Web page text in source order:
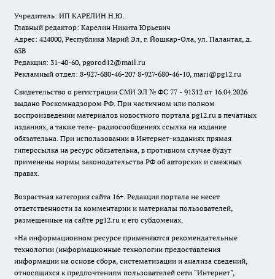
Учредитель: ИП КАРЕЛИН Н.Ю.
Главный редактор: Карелин Никита Юрьевич
Адрес: 424000, Республика Марий Эл, г. Йошкар-Ола, ул. Палантая, д.
63В
Редакция: 31-40-60, pgorod12@mail.ru
Рекламный отдел: 8-927-680-46-20? 8-927-680-46-10, mari@pg12.ru
Свидетельство о регистрации СМИ ЭЛ № ФС 77 - 91312 от 16.04.2026
выдано Роскомнадзором РФ. При частичном или полном
воспроизведении материалов новостного портала pg12.ru в печатных
изданиях, а также теле- радиосообщениях ссылка на издание
обязательна. При использовании в Интернет-изданиях прямая
гиперссылка на ресурс обязательна, в противном случае будут
применены нормы законодательства РФ об авторских и смежных
правах.
Возрастная категория сайта 16+. Редакция портала не несет
ответственности за комментарии и материалы пользователей,
размещенные на сайте pg12.ru и его субдоменах.
«На информационном ресурсе применяются рекомендательные
технологии (информационные технологии предоставления
информации на основе сбора, систематизации и анализа сведений,
относящихся к предпочтениям пользователей сети "Интернет",